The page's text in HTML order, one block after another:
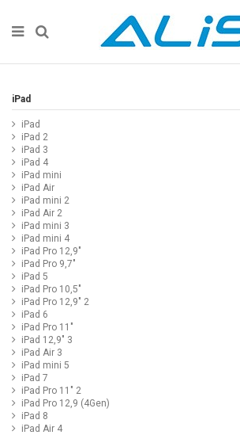
iPad
iPad
iPad 2
iPad 3
iPad 4
iPad mini
iPad Air
iPad mini 2
iPad Air 2
iPad mini 3
iPad mini 4
iPad Pro 12,9"
iPad Pro 9,7"
iPad 5
iPad Pro 10,5"
iPad Pro 12,9" 2
iPad 6
iPad Pro 11"
iPad 12,9" 3
iPad Air 3
iPad mini 5
iPad 7
iPad Pro 11" 2
iPad Pro 12,9 (4Gen)
iPad 8
iPad Air 4